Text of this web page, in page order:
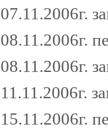
07.11.2006г.
08.11.2006г.
08.11.2006г.
11.11.2006г.
15.11.2006г.